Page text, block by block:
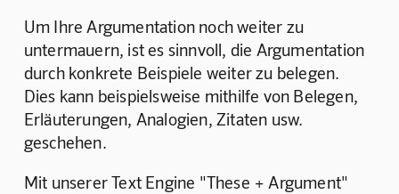
Um Ihre Argumentation noch weiter zu
untermauern, ist es sinnvoll, die Argumentation
durch konkrete Beispiele weiter zu belegen.
Dies kann beispielsweise mithilfe von Belegen,
Erläuterungen, Analogien, Zitaten usw.
geschehen.
Mit unserer Text Engine "These + Argument"